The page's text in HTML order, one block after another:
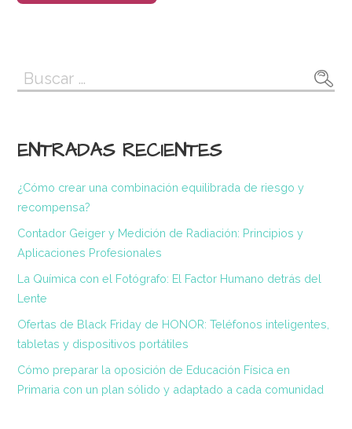
Buscar:
ENTRADAS RECIENTES
¿Cómo crear una combinación equilibrada de riesgo y
recompensa?
Contador Geiger y Medición de Radiación: Principios y
Aplicaciones Profesionales
La Química con el Fotógrafo: El Factor Humano detrás del
Lente
Ofertas de Black Friday de HONOR: Teléfonos inteligentes,
tabletas y dispositivos portátiles
Cómo preparar la oposición de Educación Física en
Primaria con un plan sólido y adaptado a cada comunidad